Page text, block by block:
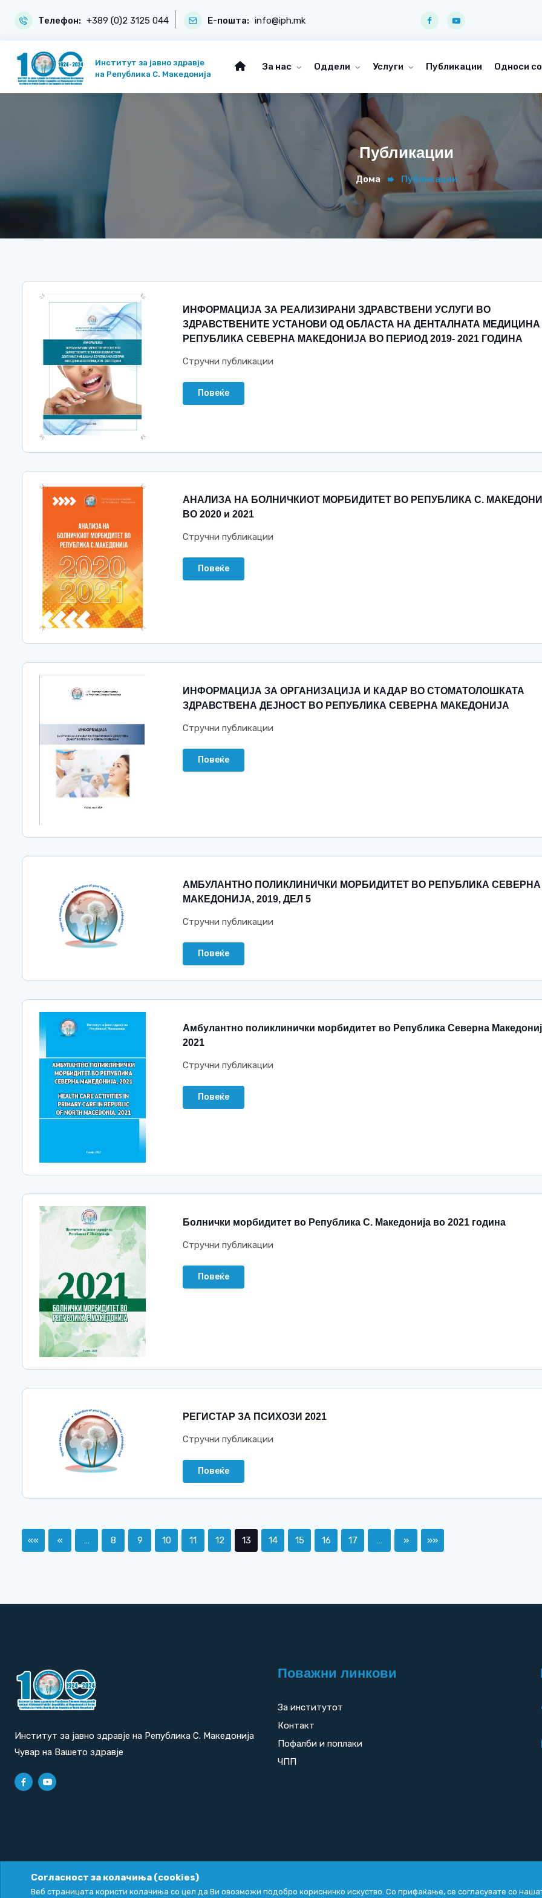
Телефон: +389 (0)2 3125 044 Е-пошта: info@iph.mk
Институт за јавно здравје
на Република С. Македонија
За нас Оддели Услуги Публикации Односи
Публикации
Дома Публикации
ИНФОРМАЦИЈА ЗА РЕАЛИЗИРАНИ ЗДРАВСТВЕНИ УСЛУГИ ВО
ЗДРАВСТВЕНИТЕ УСТАНОВИ ОД ОБЛАСТА НА ДЕНТАЛНАТА
РЕПУБЛИКА СЕВЕРНА МАКЕДОНИЈА ВО ПЕРИОД 2019- 2021 ГОДИНА
Стручни публикации
Повеќе
АНАЛИЗА НА БОЛНИЧКИОТ МОРБИДИТЕТ ВО РЕПУБЛИКА С.
ВО 2020 и 2021
Стручни публикации
Повеќе
ИНФОРМАЦИЈА ЗА ОРГАНИЗАЦИЈА И КАДАР ВО СТОМАТОЛОШКАТА
ЗДРАВСТВЕНА ДЕЈНОСТ ВО РЕПУБЛИКА СЕВЕРНА МАКЕДОНИЈА
Стручни публикации
Повеќе
АМБУЛАНТНО ПОЛИКЛИНИЧКИ МОРБИДИТЕТ ВО РЕПУБЛИКА СЕВЕРНА
МАКЕДОНИЈА, 2019, ДЕЛ 5
Стручни публикации
Повеќе
Амбулантно поликлинички морбидитет во Република Северна
2021
Стручни публикации
Повеќе
Болнички морбидитет во Република С. Македонија во 2021 година
Стручни публикации
Повеќе
РЕГИСТАР ЗА ПСИХОЗИ 2021
Стручни публикации
Повеќе
«« « … 8 9 10 11 12 13 14 15 16 17 … » »»
Институт за јавно здравје на Република С. Македонија
Чувар на Вашето здравје
Поважни линкови
За институтот
Контакт
Пофалби и поплаки
ЧПП
Политика за приватност | Политика за колачиња Copyright 2026. All rights reserved byUNET.
Согласност за колачиња (cookies)
Веб страницата користи колачиња со цел да Ви овозможи подобро корисничко искуство. Со прифаќање, се согласувате со